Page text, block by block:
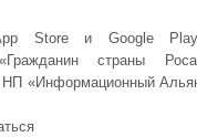
Store и Google Play
страны
НП «Информационный